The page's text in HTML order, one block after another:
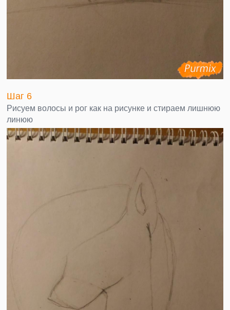
Шаг 6
Рисуем волосы и рог как на рисунке и стираем лишнюю
линюю